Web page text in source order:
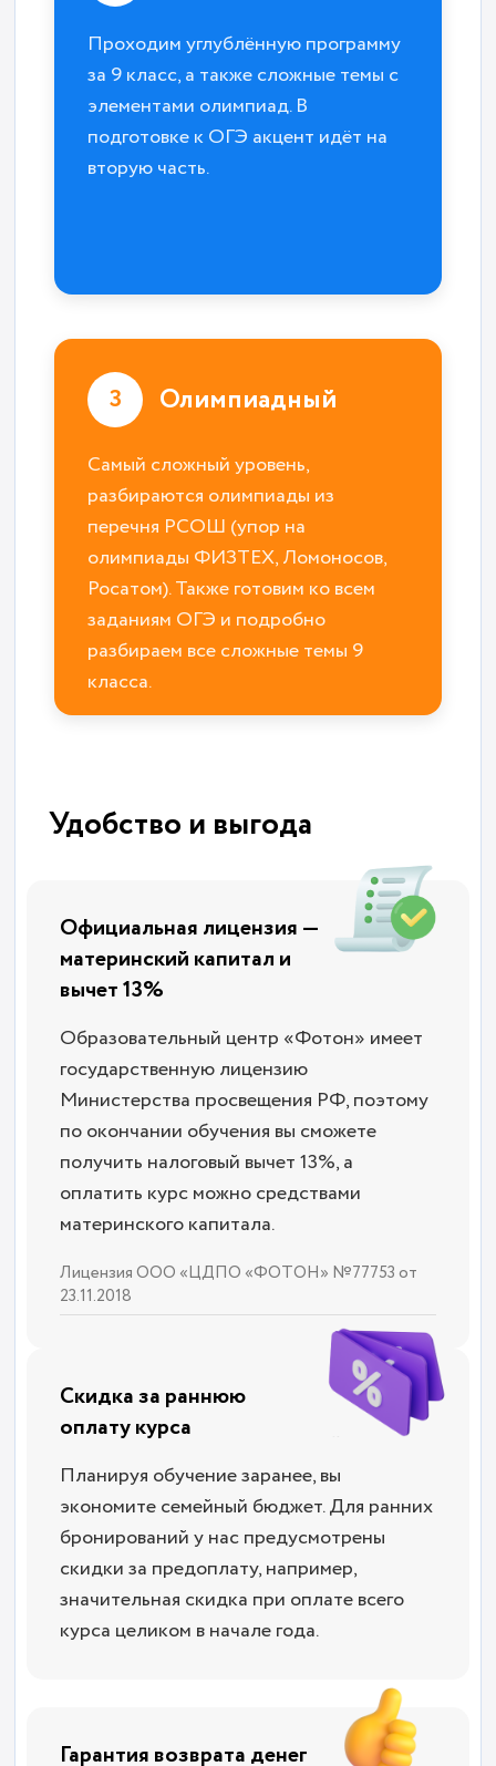
Проходим углублённую программу
за 9 класс, а также сложные темы с
элементами олимпиад. В
подготовке к ОГЭ акцент идёт на
вторую часть.
3 Олимпиадный
Самый сложный уровень,
разбираются олимпиады из
перечня РСОШ (упор на
олимпиады ФИЗТЕХ, Ломоносов,
Росатом). Также готовим ко всем
заданиям ОГЭ и подробно
разбираем все сложные темы 9
класса.
Удобство и выгода
Официальная лицензия —
материнский капитал и
вычет 13%
Образовательный центр «Фотон» имеет
государственную лицензию
Министерства просвещения РФ, поэтому
по окончании обучения вы сможете
получить налоговый вычет 13%, а
оплатить курс можно средствами
материнского капитала.
Лицензия ООО «ЦДПО «ФОТОН» №77753 от
23.11.2018
Скидка за раннюю
оплату курса
Планируя обучение заранее, вы
экономите семейный бюджет. Для ранних
бронирований у нас предусмотрены
скидки за предоплату, например,
значительная скидка при оплате всего
курса целиком в начале года.
Гарантия возврата денег